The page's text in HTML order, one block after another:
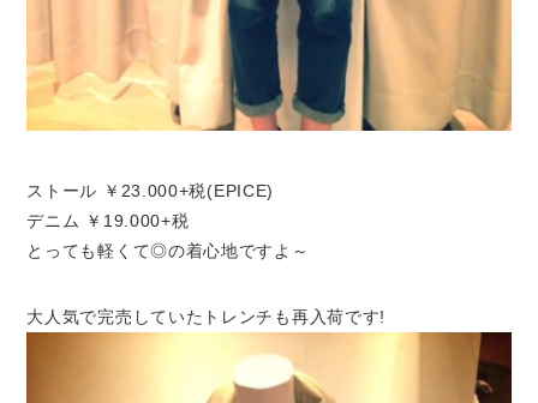
ストール ￥23.000+税(EPICE)
デニム ￥19.000+税
とっても軽くて◎の着心地ですよ～
大人気で完売していたトレンチも再入荷です!